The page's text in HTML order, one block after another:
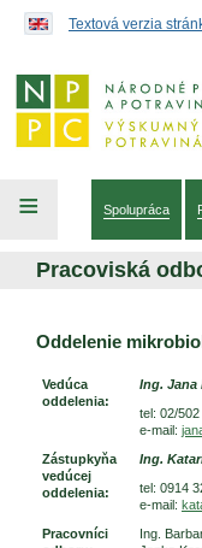
Textová verzia
≡ Spolupráca
Pracoviská
Oddelenie
Pracoviská odboru
Vedúca
oddelenia:
Ing. Jana
tel: 02/
e-mail:
Zástupkyňa
vedúcej
oddelenia:
Ing.
tel: 0914
e-mail:
Pracovníci
Ing.